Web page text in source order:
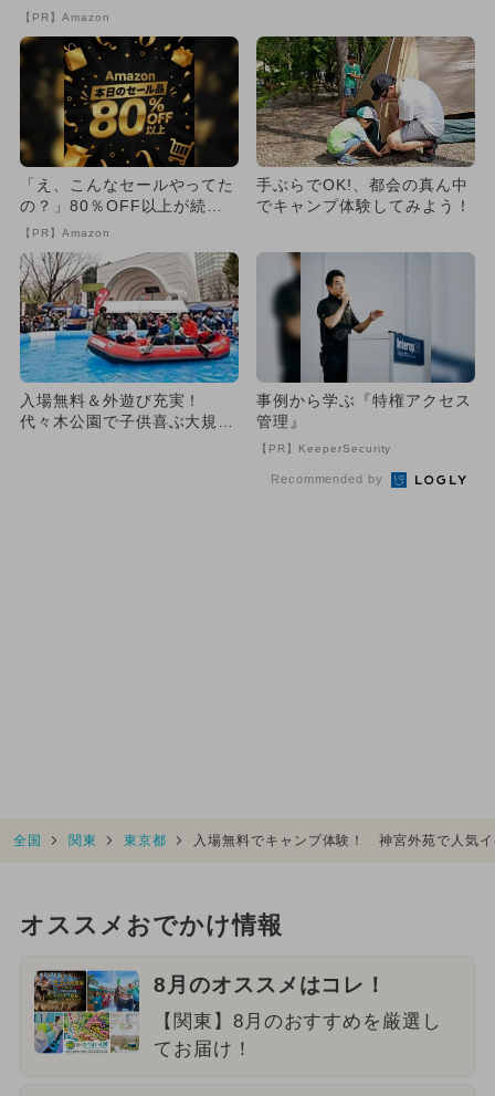
登場！Amazonの本気が...
【PR】Amazon
「え、こんなセールやってた
の？」80％OFF以上が続々
登場！Amazonの本気が...
【PR】Amazon
手ぶらでOK!、都会の真ん中
でキャンプ体験してみよう！
入場無料＆外遊び充実！
代々木公園で子供喜ぶ大規模
事例から学ぶ『特権アクセス
管理』
【PR】KeeperSecurity
Recommended by
全国 関東 東京都 入場無料でキャンプ体験！ 神宮外苑で人気
オススメおでかけ情報
8月のオススメはコレ！
【関東】8月のおすすめを厳選し
てお届け！